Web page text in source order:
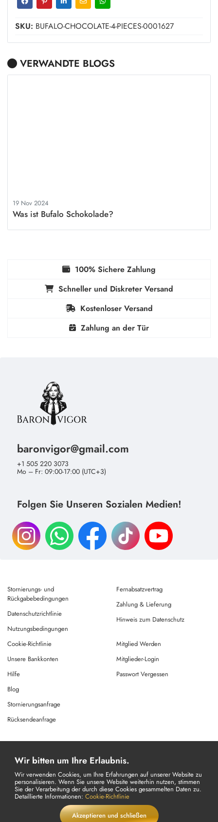
SKU: BUFALO-CHOCOLATE-4-PIECES-0001627
VERWANDTE BLOGS
19 Nov 2024
Was ist Bufalo Schokolade?
25,53
100% Sichere Zahlung
Schneller und Diskreter Versand
Kostenloser Versand
Zahlung an der Tür
baronvigor@gmail.com
+1 505 220 3073
Mo – Fr: 09:00-17:00 (UTC+3)
Folgen Sie Unseren Sozialen Medien!
Stornierungs- und
Rückgabebedingungen
Datenschutzrichtlinie
Nutzungsbedingungen
Fernabsatzvertrag
Zahlung & Lieferung
Hinweis zum Datenschutz
Cookie-Richtlinie
Unsere Bankkonten
Hilfe
Mitglied Werden
Mitglieder-Login
Passwort Vergessen
Blog
Stornierungsanfrage
Rücksendeanfrage
© Copyright 2026 Alle Rechte Vorbehalten.
Powered ByAMERKEZ LLC
Wir bitten um Ihre Erlaubnis.
Wir verwenden Cookies, um Ihre Erfahrungen auf unserer Website zu
personalisieren. Wenn Sie unsere Website weiterhin nutzen, stimmen
Sie der Verarbeitung der durch diese Cookies gesammelten Daten zu.
Detaillierte Informationen: Cookie-Richtlinie
Akzeptieren und schließen